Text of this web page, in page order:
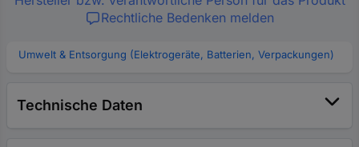
Rechtliche Bedenken melden
Umwelt & Entsorgung (Elektrogeräte, Batterien, Verpackungen)
Technische Daten